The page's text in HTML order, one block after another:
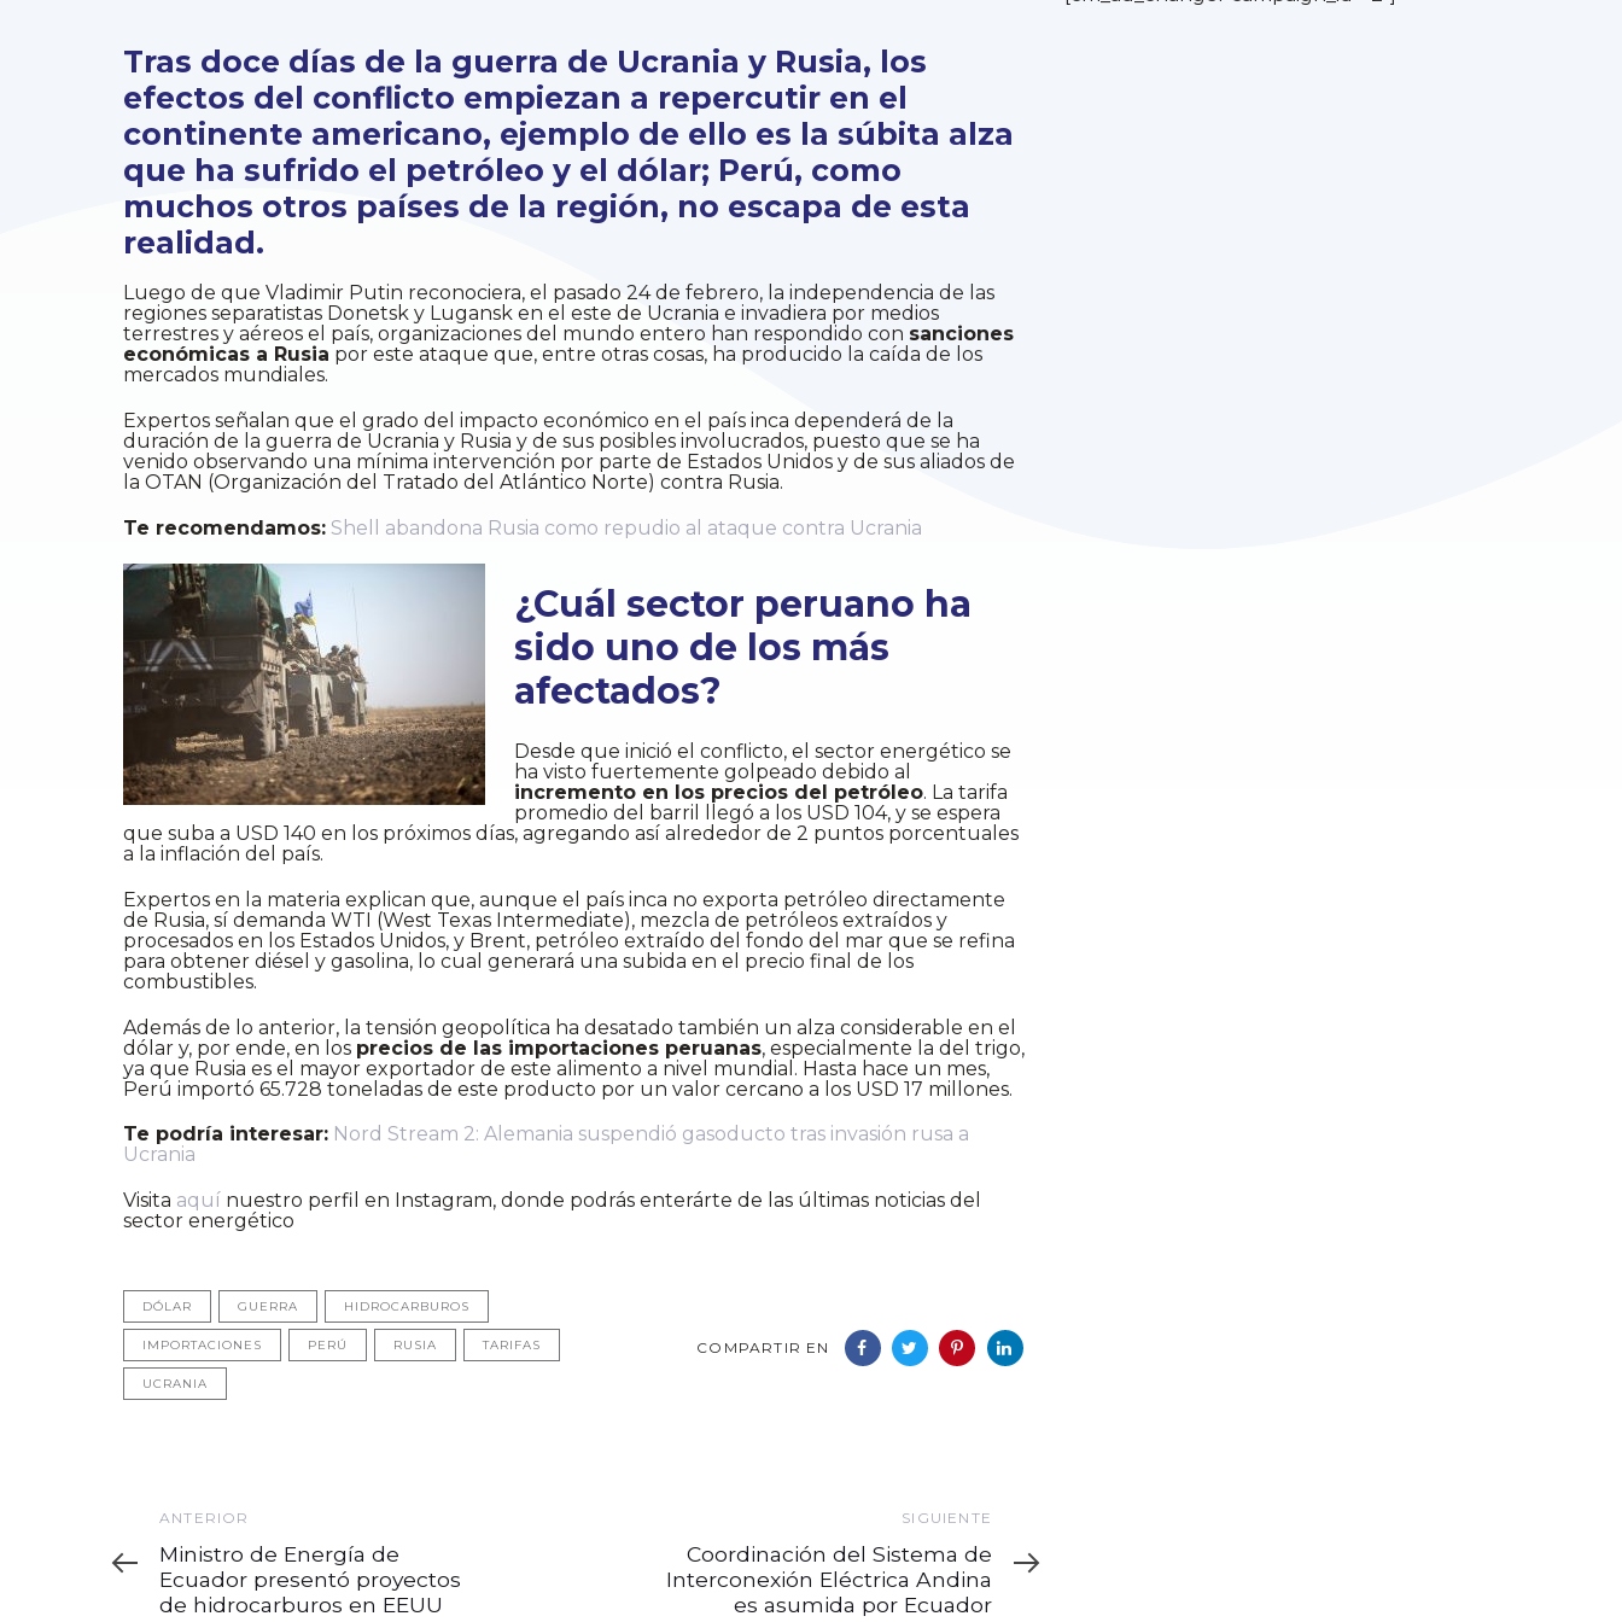
Tras doce días de la guerra de Ucrania y Rusia, los
efectos del conflicto empiezan a repercutir en el
continente americano, ejemplo de ello es la súbita alza
que ha sufrido el petróleo y el dólar; Perú, como
muchos otros países de la región, no escapa de esta
realidad.
Luego de que Vladimir Putin reconociera, el pasado 24 de febrero, la independencia de las
regiones separatistas Donetsk y Lugansk en el este de Ucrania e invadiera por medios
terrestres y aéreos el país, organizaciones del mundo entero han respondido con sanciones
económicas a Rusia por este ataque que, entre otras cosas, ha producido la caída de los
mercados mundiales.
Expertos señalan que el grado del impacto económico en el país inca dependerá de la
duración de la guerra de Ucrania y Rusia y de sus posibles involucrados, puesto que se ha
venido observando una mínima intervención por parte de Estados Unidos y de sus aliados de
la OTAN (Organización del Tratado del Atlántico Norte) contra Rusia.
Te recomendamos: Shell abandona Rusia como repudio al ataque contra Ucrania
¿Cuál sector peruano ha
sido uno de los más
afectados?
Desde que inició el conflicto, el sector energético se
ha visto fuertemente golpeado debido al
incremento en los precios del petróleo. La tarifa
promedio del barril llegó a los USD 104, y se espera
que suba a USD 140 en los próximos días, agregando así alrededor de 2 puntos porcentuales
a la inflación del país.
Expertos en la materia explican que, aunque el país inca no exporta petróleo directamente
de Rusia, sí demanda WTI (West Texas Intermediate), mezcla de petróleos extraídos y
procesados en los Estados Unidos, y Brent, petróleo extraído del fondo del mar que se refina
para obtener diésel y gasolina, lo cual generará una subida en el precio final de los
combustibles.
Además de lo anterior, la tensión geopolítica ha desatado también un alza considerable en el
dólar y, por ende, en los precios de las importaciones peruanas, especialmente la del trigo,
ya que Rusia es el mayor exportador de este alimento a nivel mundial. Hasta hace un mes,
Perú importó 65.728 toneladas de este producto por un valor cercano a los USD 17 millones.
Te podría interesar: Nord Stream 2: Alemania suspendió gasoducto tras invasión rusa a
Ucrania
Visita aquí nuestro perfil en Instagram, donde podrás enterárte de las últimas noticias del
sector energético
DÓLAR GUERRA HIDROCARBUROS
IMPORTACIONES PERÚ RUSIA TARIFAS
UCRANIA
COMPARTIR EN
Anterior
ANTERIOR
Ministro de Energía de
Ecuador presentó proyectos
de hidrocarburos en EEUU
SIGUIENTE
Coordinación del Sistema de
Interconexión Eléctrica Andina
es asumida por Ecuador